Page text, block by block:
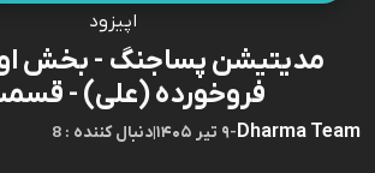
اپیزود
مدیتیشن پساجنگ - بخش
فروخورده (علی) -
Dharma Team
-۹ تیر ۱۴۰۵ |8 : دنبال کننده